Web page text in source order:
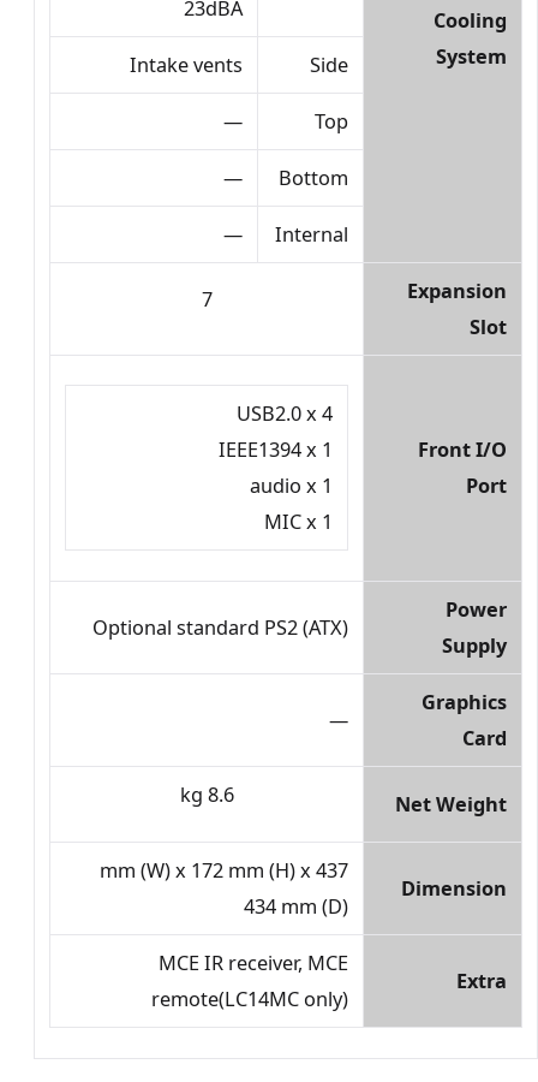
Cooling
System
23dBA
Side
Intake vents
Top
—
Bottom
—
Internal
—
Expansion
Slot
7
Front I/O
Port
USB2.0 x 4
IEEE1394 x 1
audio x 1
MIC x 1
Power
Supply
Optional standard PS2 (ATX)
Graphics
Card
—
Net Weight
8.6 kg
Dimension
437 mm (W) x 172 mm (H) x
434 mm (D)
Extra
MCE IR receiver, MCE
remote(LC14MC only)